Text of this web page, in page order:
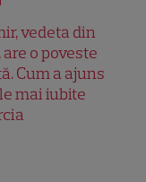
vedeta din
are o poveste
Cum a ajuns
mai iubite